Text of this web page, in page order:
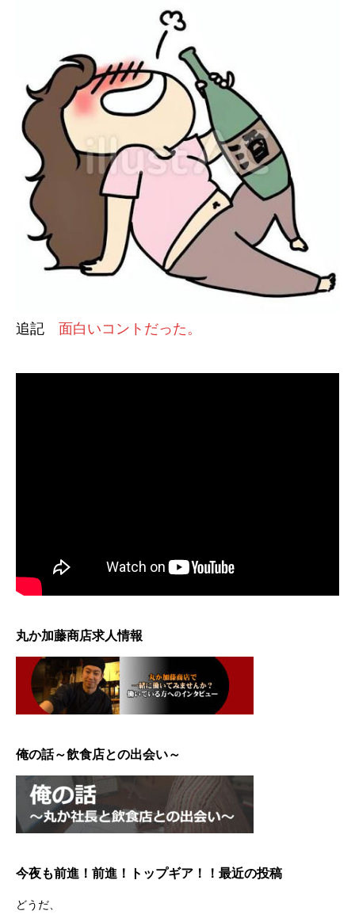
追記 面白いコントだった。
丸か加藤商店求人情報
俺の話～飲食店との出会い～
今夜も前進！前進！トップギア！！最近の投稿
どうだ、